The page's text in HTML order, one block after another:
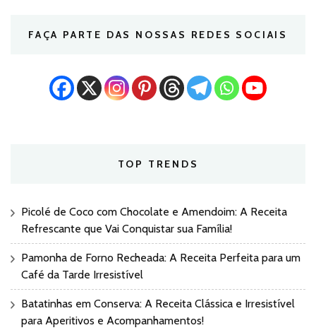
FAÇA PARTE DAS NOSSAS REDES SOCIAIS
TOP TRENDS
Picolé de Coco com Chocolate e Amendoim: A Receita
Refrescante que Vai Conquistar sua Família!
Pamonha de Forno Recheada: A Receita Perfeita para um
Café da Tarde Irresistível
Batatinhas em Conserva: A Receita Clássica e Irresistível
para Aperitivos e Acompanhamentos!